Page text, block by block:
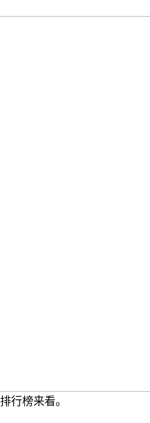
行榜来看。